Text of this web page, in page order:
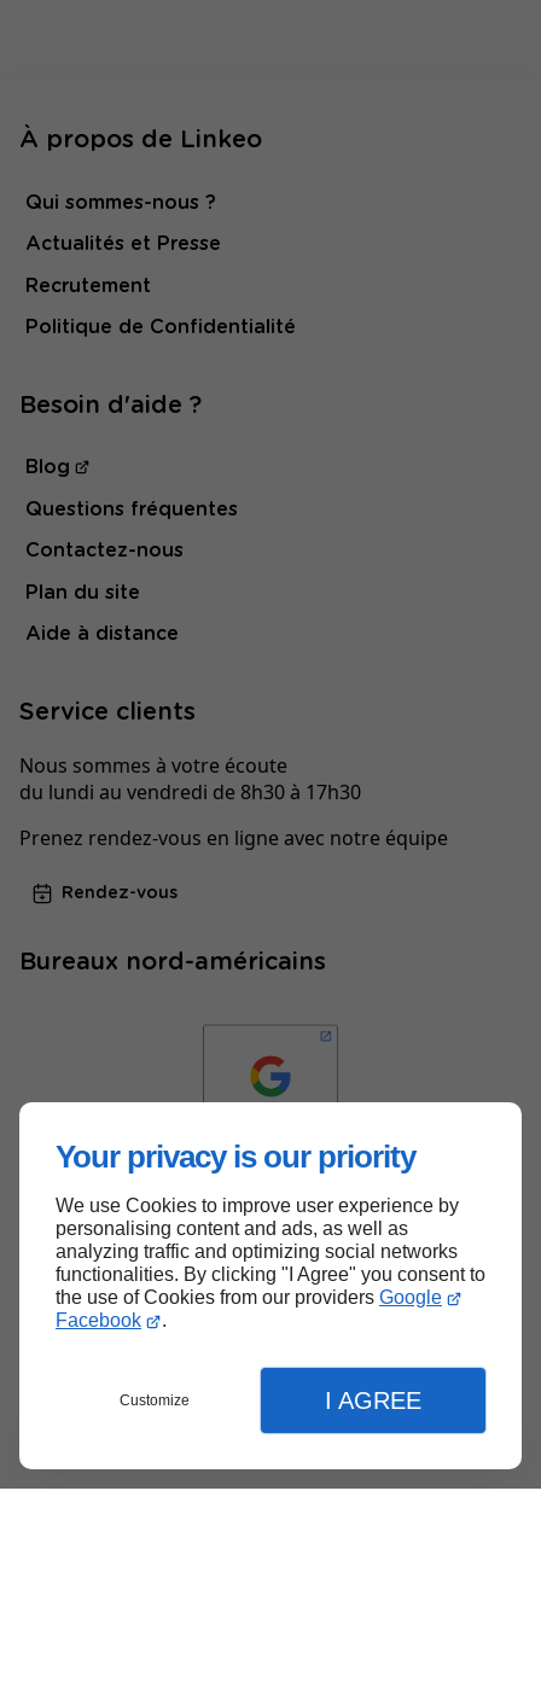
Your privacy is our priority
We use Cookies to improve user experience by
personalising content and ads, as well as
analyzing traffic and optimizing social networks
functionalities. By clicking "I Agree" you consent to
the use of Cookies from our providers Google
Facebook
.
Customize I AGREE
À propos de Linkeo
Qui sommes-nous ?
Actualités et Presse
Recrutement
Politique de Confidentialité
Besoin d'aide ?
Blog
Questions fréquentes
Contactez-nous
Plan du site
Aide à distance
Service clients
Nous sommes à votre écoute
du lundi au vendredi de 8h30 à 17h30
Prenez rendez-vous en ligne avec notre équipe
Rendez-vous
Bureaux nord-américains
Haut de page